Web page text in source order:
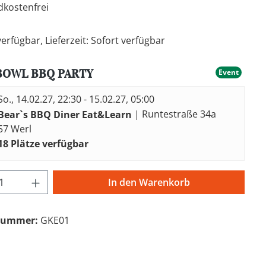
Lieferzeit: Sofort verfügbar
BBQ PARTY Event
14.02.27, 22:30 - 15.02.27, 05:00
BBQ Diner Eat&Learn | Runtestraße 34a
Werl
Plätze verfügbar
Anzahl: Gib den gewünschten Wert
In den Warenkorb
GKE01